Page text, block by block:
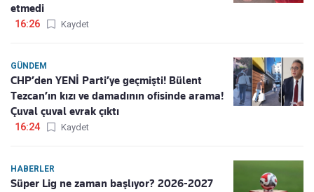
etmedi
16:26 Kaydet
GÜNDEM
CHP’den YENİ Parti’ye geçmişti! Bülent
Tezcan’ın kızı ve damadının ofisinde arama!
Çuval çuval evrak çıktı
16:24 Kaydet
HABERLER
Süper Lig ne zaman başlıyor? 2026-2027